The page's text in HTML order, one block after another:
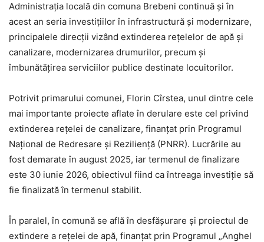
Administrația locală din comuna Brebeni continuă și în
acest an seria investițiilor în infrastructură și modernizare,
principalele direcții vizând extinderea rețelelor de apă și
canalizare, modernizarea drumurilor, precum și
îmbunătățirea serviciilor publice destinate locuitorilor.
Potrivit primarului comunei, Florin Cîrstea, unul dintre cele
mai importante proiecte aflate în derulare este cel privind
extinderea rețelei de canalizare, finanțat prin Programul
Național de Redresare și Reziliență (PNRR). Lucrările au
fost demarate în august 2025, iar termenul de finalizare
este 30 iunie 2026, obiectivul fiind ca întreaga investiție să
fie finalizată în termenul stabilit.
În paralel, în comună se află în desfășurare și proiectul de
extindere a rețelei de apă, finanțat prin Programul „Anghel